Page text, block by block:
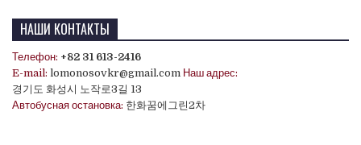
НАШИ КОНТАКТЫ
Телефон: +82 31 613-2416
E-mail: lomonosovkr@gmail.com Наш адрес:
경기도 화성시 노작로3길 13
Автобусная остановка: 한화꿈에그린2차